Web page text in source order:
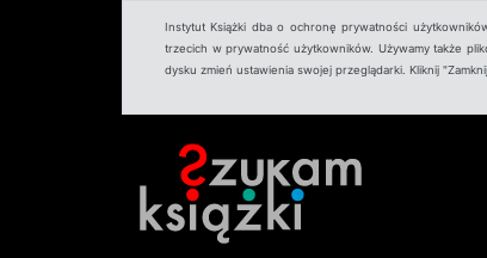
Instytut Książki dba o ochronę prywatności
trzecich w prywatność użytkowników. Używamy także
dysku zmień ustawienia swojej przeglądarki. Kliknij